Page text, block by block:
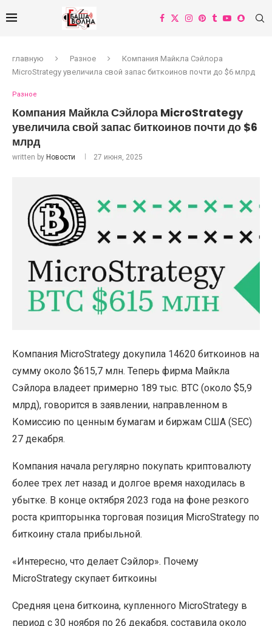
главную Разное
Компания Майкла Сэйлора
MicroStrategy увеличила свой запас биткоинов почти до $6 млрд
Разное
Компания Майкла Сэйлора MicroStrategy
увеличила свой запас биткоинов почти до $6
млрд
written by Новости 27 июня, 2025
Компания MicroStrategy докупила 14620 биткоинов на
сумму около $615,7 млн. Теперь фирма Майкла
Сэйлора владеет примерно 189 тыс. BTC (около $5,9
млрд), говорится в заявлении, направленном в
Комиссию по ценным бумагам и биржам США (SEC)
27 декабря.
Компания начала регулярно покупать криптовалюту
более трех лет назад и долгое время находилась в
убытке. В конце октября 2023 года на фоне резкого
роста крипторынка торговая позиция MicroStrategy по
биткоину стала прибыльной.
«Интересно, что делает Сэйлор». Почему
MicroStrategy скупает биткоины
Средняя цена биткоина, купленного MicroStrategy в
период с 30 ноября по 26 декабря, составила около